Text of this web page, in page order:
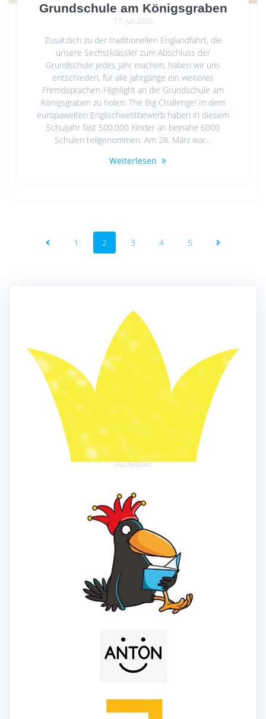
Grundschule am Königsgraben
17. Juli 2025
Zusätzlich zu der traditionellen Englandfahrt, die
unsere Sechstklässler zum Abschluss der
Grundschule jedes Jahr machen, haben wir uns
entschieden, für alle Jahrgänge ein weiteres
Fremdsprachen-Highlight an die Grundschule am
Königsgraben zu holen: The Big Challenge! In dem
europaweiten Englischwettbewerb haben in diesem
Schuljahr fast 500.000 Kinder an beinahe 6000
Schulen teilgenommen. Am 28. März war…
Weiterlesen
Beitragsnavigation
Seite
1 Seite
2 Seite
3 Seite
4 Seite
5
Ausfallplan